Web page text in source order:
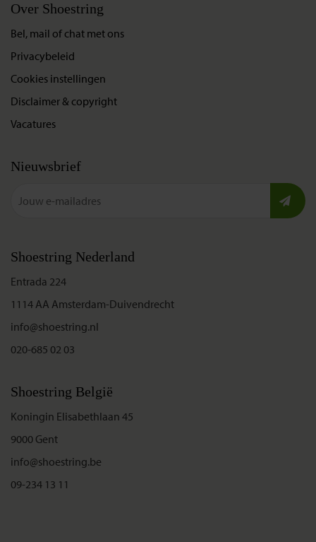
Over Shoestring
Bel, mail of chat met ons
Privacybeleid
Cookies instellingen
Disclaimer & copyright
Vacatures
Nieuwsbrief
Shoestring Nederland
Entrada 224
1114 AA Amsterdam-Duivendrecht
info@shoestring.nl
020-685 02 03
Shoestring België
Koningin Elisabethlaan 45
9000 Gent
info@shoestring.be
09-234 13 11